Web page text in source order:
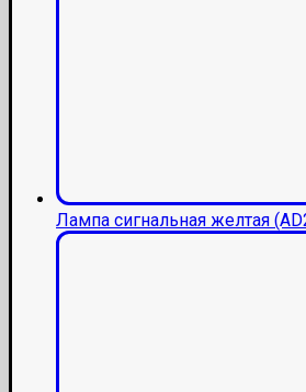
Лампа сигнальная желтая